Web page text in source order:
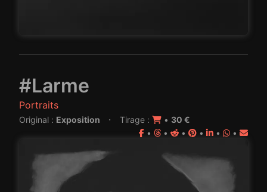
#Larme
Portraits
Original : Exposition · Tirage : • 30 €
•
• • • • •